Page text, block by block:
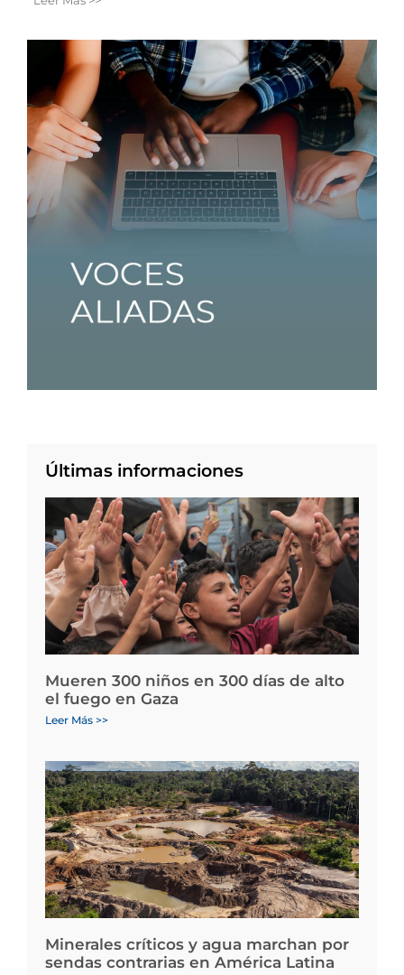
Últimas informaciones
Mueren 300 niños en 300 días de alto
el fuego en Gaza
Leer Más >>
Minerales críticos y agua marchan por
sendas contrarias en América Latina